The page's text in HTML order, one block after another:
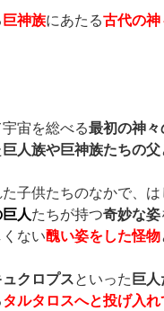
巨神族にあたる古代の神
宙を総べる最初の神々
巨人族や巨神族たちの父
子供たちのなかで、
人たちが持つ奇妙な姿
ない醜い姿をした怪物
ュクロプスといった 巨
タルタロスへと投げ入れ